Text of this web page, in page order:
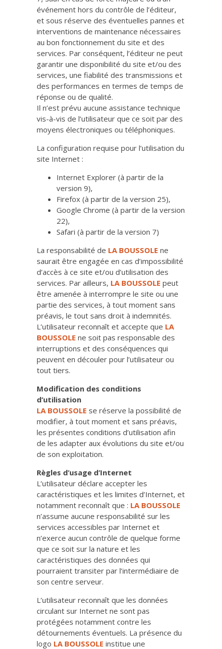
événement hors du contrôle de l’éditeur,
et sous réserve des éventuelles pannes et
interventions de maintenance nécessaires
au bon fonctionnement du site et des
services. Par conséquent, l’éditeur ne peut
garantir une disponibilité du site et/ou des
services, une fiabilité des transmissions et
des performances en termes de temps de
réponse ou de qualité.
Il n’est prévu aucune assistance technique
vis-à-vis de l’utilisateur que ce soit par des
moyens électroniques ou téléphoniques.
La configuration requise pour l’utilisation du
site Internet :
Internet Explorer (à partir de la
version 9),
Firefox (à partir de la version 25),
Google Chrome (à partir de la version
22),
Safari (à partir de la version 7)
La responsabilité de LA BOUSSOLE ne
saurait être engagée en cas d’impossibilité
d’accès à ce site et/ou d’utilisation des
services. Par ailleurs, LA BOUSSOLE peut
être amenée à interrompre le site ou une
partie des services, à tout moment sans
préavis, le tout sans droit à indemnités.
L’utilisateur reconnaît et accepte que LA
BOUSSOLE ne soit pas responsable des
interruptions et des conséquences qui
peuvent en découler pour l’utilisateur ou
tout tiers.
Modification des conditions
d’utilisation
LA BOUSSOLE se réserve la possibilité de
modifier, à tout moment et sans préavis,
les présentes conditions d’utilisation afin
de les adapter aux évolutions du site et/ou
de son exploitation.
Règles d’usage d’Internet
L’utilisateur déclare accepter les
caractéristiques et les limites d’Internet, et
notamment reconnaît que : LA BOUSSOLE
n’assume aucune responsabilité sur les
services accessibles par Internet et
n’exerce aucun contrôle de quelque forme
que ce soit sur la nature et les
caractéristiques des données qui
pourraient transiter par l’intermédiaire de
son centre serveur.
L’utilisateur reconnaît que les données
circulant sur Internet ne sont pas
protégées notamment contre les
détournements éventuels. La présence du
logo LA BOUSSOLE institue une